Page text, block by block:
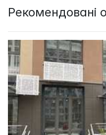
Рекомендовані